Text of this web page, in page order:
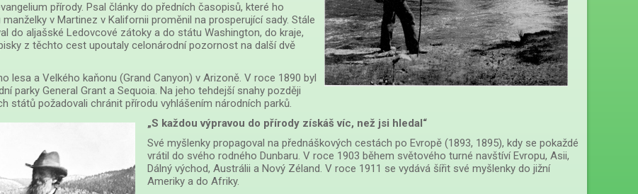
přírody. Psal články do předních časopisů, které ho
v Martinez v Kalifornii proměnil na prosperující sady. Stále
do aljašské Ledovcové zátoky a do státu Washington, do kraje,
z těchto cest upoutaly celonárodní pozornost na další dvě
lesa a Velkého kaňonu (Grand Canyon) v Arizoně. V roce 1890 byl
parky General Grant a Sequoia. Na jeho tehdejší snahy později
států požadovali chránit přírodu vyhlášením národních parků.
„S každou výpravou do přírody získáš víc, než jsi hledal“
Své myšlenky propagoval na přednáškových cestách po Evropě (1893, 1895), kdy se pokaždé
vrátil do svého rodného Dunbaru. V roce 1903 během světového turné navštíví Evropu, Asii,
Dálný východ, Austrálii a Nový Zéland. V roce 1911 se vydává šířit své myšlenky do jižní
Ameriky a do Afriky.